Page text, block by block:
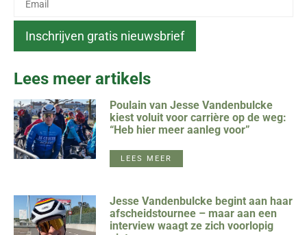
Lees meer artikels
Poulain van Jesse Vandenbulcke
kiest voluit voor carrière op de weg:
“Heb hier meer aanleg voor”
LEES MEER
Jesse Vandenbulcke begint aan haar
afscheidstournee – maar aan een
interview waagt ze zich voorlopig